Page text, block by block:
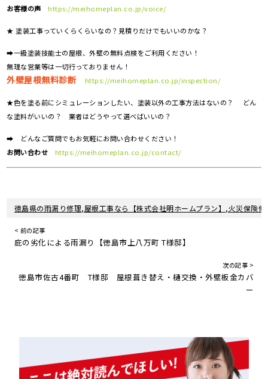
お客様の声
https://meihomeplan.co.jp/voice/
★ 塗装工事っていくらくらいなの？見積りだけでもいいのかな？
➡一級塗装技能士の屋根、外壁の無料点検をご利用ください！
無理な営業等は一切行っておりません！
外壁屋根無料診断 https://meihomeplan.co.jp/inspection/
★色を塗る前にシミュレーションしたい、塗装以外の工事方法はないの？ どん
な塗料がいいの？ 業者はどうやって選べばいいの？
➡ どんなご質問でもお気軽にお問い合わせください！
お問い合わせ
https://meihomeplan.co.jp/contact/
徳島県の雨漏り修理,屋根工事なら【株式会社明ホームプラン】,火災保険修
< 前の記事
庇の劣化による雨漏り【徳島市上八万町 T様邸】
次の記事 >
徳島市佐古4番町 T様邸 屋根葺き替え・樋交換・外壁板金カバ
ー